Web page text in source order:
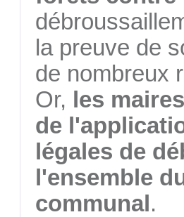
la preuve de
de nombreux
Or, les
de
légales de
l'ensemble
communal .